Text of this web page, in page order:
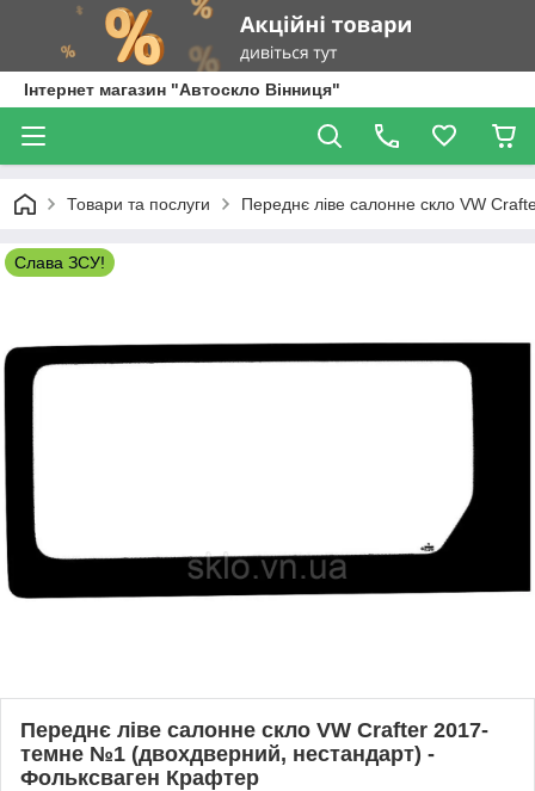
Інтернет магазин "Автоскло Вінниця"
Товари та послуги Переднє ліве салонне скло VW
Слава ЗСУ!
Переднє ліве салонне скло VW Crafter 2017-
темне №1 (двохдверний, нестандарт) -
Фольксваген Крафтер